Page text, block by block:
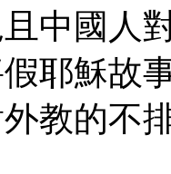
中國人
耶穌故
教的不